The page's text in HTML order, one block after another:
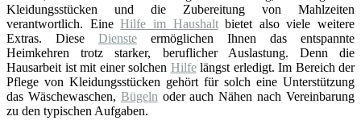
Kleidungsstücken und die Zubereitung von Mahlzeiten
verantwortlich. EineHilfe im Haushaltbietet also viele weitere
Extras. Diese Dienste ermöglichen Ihnen das entspannte
Heimkehren trotz starker, beruflicher Auslastung. Denn die
Hausarbeit ist mit einer solchen Hilfelängst erledigt. Im Bereich der
Pflege von Kleidungsstücken gehört für solch eine Unterstützung
das Wäschewaschen, Bügeln oder auch Nähen nach Vereinbarung
zu den typischen Aufgaben.